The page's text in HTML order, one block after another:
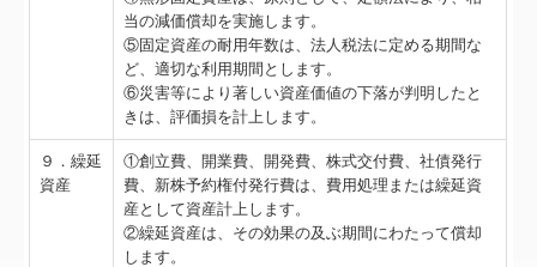
当の減価償却を実施します。
⑤固定資産の耐用年数は、法人税法に定める期間な
ど、適切な利用期間とします。
⑥災害等により著しい資産価値の下落が判明したと
きは、評価損を計上します。
９．繰延
資産
①創立費、開業費、開発費、株式交付費、社債発行
費、新株予約権付発行費は、費用処理または繰延資
産として資産計上します。
②繰延資産は、その効果の及ぶ期間にわたって償却
します。